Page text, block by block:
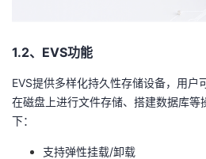
子
直
的
我
1.2、 EVS功能
EVS提供多样化持久性存储设备，用户
在磁盘上进行文件存储、搭建数据库等
下：
支持弹性挂载/卸载